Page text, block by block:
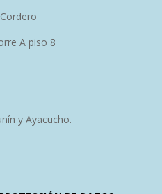
A piso 8
y Ayacucho.